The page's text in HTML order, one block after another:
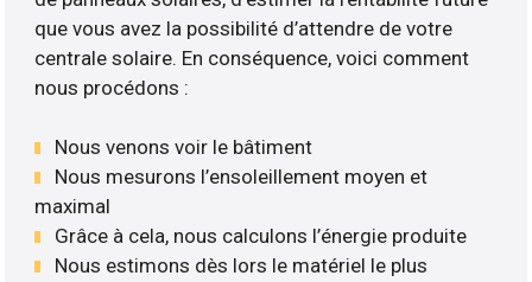
que vous avez la possibilité d’attendre de votre
centrale solaire. En conséquence, voici comment
nous procédons :
Nous venons voir le bâtiment
Nous mesurons l’ensoleillement moyen et
maximal
Grâce à cela, nous calculons l’énergie produite
Nous estimons dès lors le matériel le plus